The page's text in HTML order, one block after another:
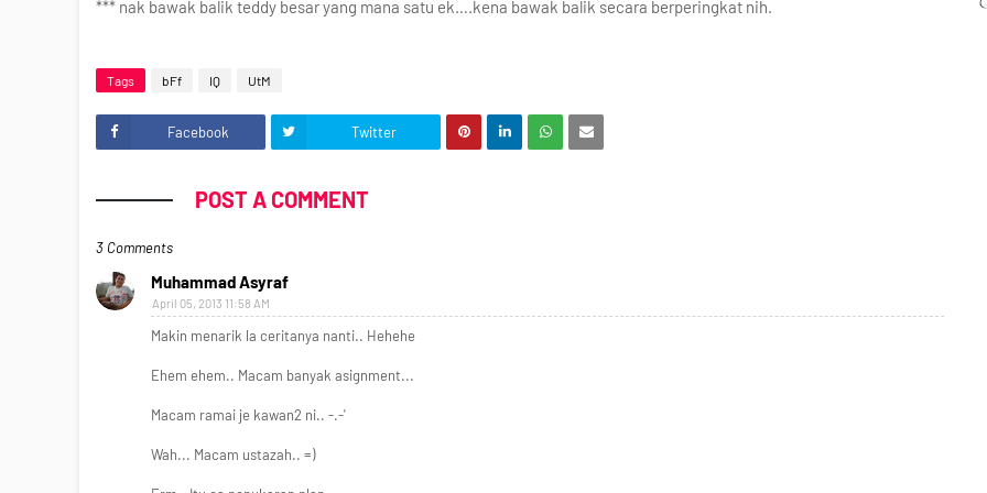
*** nak bawak balik teddy besar yang mana satu ek….kena bawak balik secara berperingkat nih.
Tags bFf IQ UtM
Facebook Twitter
POST A COMMENT
3 Comments
Muhammad Asyraf
April 05, 2013 11:58 AM
Makin menarik la ceritanya nanti.. Hehehe
Ehem ehem.. Macam banyak asignment...
Macam ramai je kawan2 ni.. -.-'
Wah... Macam ustazah.. =)